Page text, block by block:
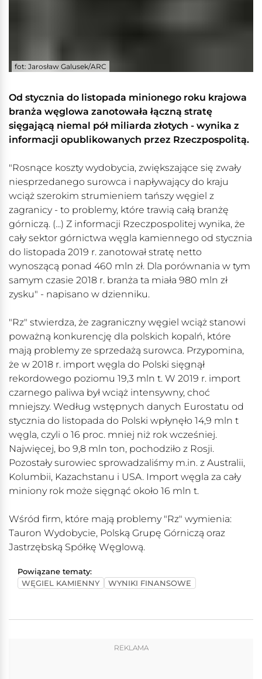
fot: Jarosław Galusek/ARC
Od stycznia do listopada minionego roku krajowa
branża węglowa zanotowała łączną stratę
sięgającą niemal pół miliarda złotych - wynika z
informacji opublikowanych przez Rzeczpospolitą.
"Rosnące koszty wydobycia, zwiększające się zwały
niesprzedanego surowca i napływający do kraju
wciąż szerokim strumieniem tańszy węgiel z
zagranicy - to problemy, które trawią całą branżę
górniczą. (...) Z informacji Rzeczpospolitej wynika, że
cały sektor górnictwa węgla kamiennego od stycznia
do listopada 2019 r. zanotował stratę netto
wynoszącą ponad 460 mln zł. Dla porównania w tym
samym czasie 2018 r. branża ta miała 980 mln zł
zysku" - napisano w dzienniku.
"Rz" stwierdza, że zagraniczny węgiel wciąż stanowi
poważną konkurencję dla polskich kopalń, które
mają problemy ze sprzedażą surowca. Przypomina,
że w 2018 r. import węgla do Polski sięgnął
rekordowego poziomu 19,3 mln t. W 2019 r. import
czarnego paliwa był wciąż intensywny, choć
mniejszy. Według wstępnych danych Eurostatu od
stycznia do listopada do Polski wpłynęło 14,9 mln t
węgla, czyli o 16 proc. mniej niż rok wcześniej.
Najwięcej, bo 9,8 mln ton, pochodziło z Rosji.
Pozostały surowiec sprowadzaliśmy m.in. z Australii,
Kolumbii, Kazachstanu i USA. Import węgla za cały
miniony rok może sięgnąć około 16 mln t.
Wśród firm, które mają problemy "Rz" wymienia:
Tauron Wydobycie, Polską Grupę Górniczą oraz
Jastrzębską Spółkę Węglową.
Powiązane tematy:
WĘGIEL KAMIENNY
WYNIKI FINANSOWE
REKLAMA